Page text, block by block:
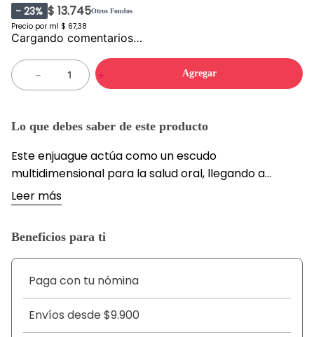
-23% $ 13.745Otros Fondos
Precio por ml $ 67,38
Cargando comentarios…
＋
－ Agregar
Lo que debes saber de este producto
Este enjuague actúa como un escudo
multidimensional para la salud oral, llegando a
rincones donde el cepillado tradicional no tiene
alcance. Su fórmula avanzada integra seis beneficios
dental, reduce la formación de placa, mantiene las
encías sanas, combate los gérmenes que causan el
mal aliento y ayuda a preservar el blanco natural de
la sonrisa.
Leer más
Beneficios para ti
Paga con tu nómina
Envíos desde $9.900